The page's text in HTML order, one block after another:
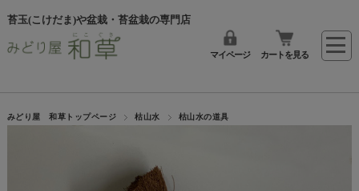
苔玉(こけだま)や盆栽・苔盆栽の専門店
マイページ カートを見る
みどり屋 和草トップページ 枯山水 枯山水の道具